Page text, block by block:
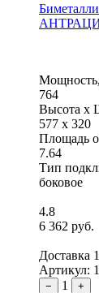
764
Высота x
577 x 320
Площадь
7.64
Тип
боковое
4.8
6 362 руб.
Доставка
Артикул:
− 1 +